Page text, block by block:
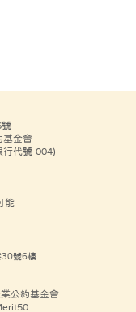
號
基金會
行代號 004)
能
30號6樓
公約基金會